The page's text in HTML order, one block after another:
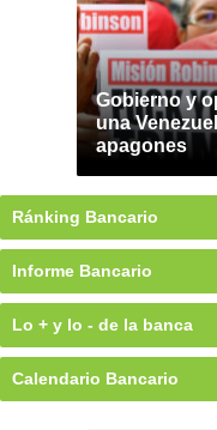
Gobierno y
una
apagones
Ránking Bancario
Informe Bancario
Lo + y lo - de la banca
Calendario Bancario